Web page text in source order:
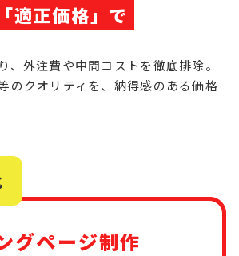
適正価格」で
、外注費や中間コストを徹底排除。
のクオリティを、納得感のある価格
グページ制作